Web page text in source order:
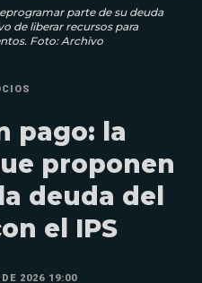
parte de su deuda
de liberar recursos para
Foto: Archivo
pago: la
proponen
deuda del
el IPS
DE 2026 19:00